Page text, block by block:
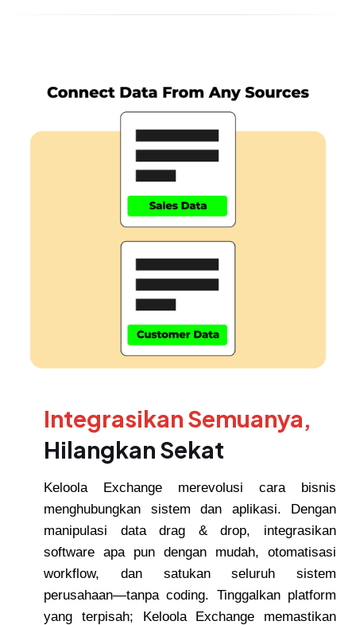
Integrasikan Semuanya,
Hilangkan Sekat
Keloola Exchange merevolusi cara bisnis
menghubungkan sistem dan aplikasi. Dengan
manipulasi data drag & drop, integrasikan
software apa pun dengan mudah, otomatisasi
workflow, dan satukan seluruh sistem
perusahaan—tanpa coding. Tinggalkan platform
yang terpisah; Keloola Exchange memastikan